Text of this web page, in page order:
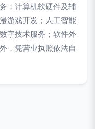
；计算机软硬件及辅
游戏开发；人工智能
字技术服务；软件外
，凭营业执照依法自